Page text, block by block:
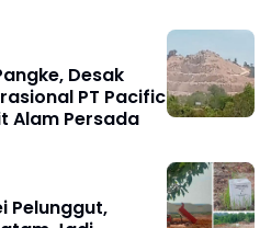
Desak
PT Pacific
Alam Persada
Pelunggut,